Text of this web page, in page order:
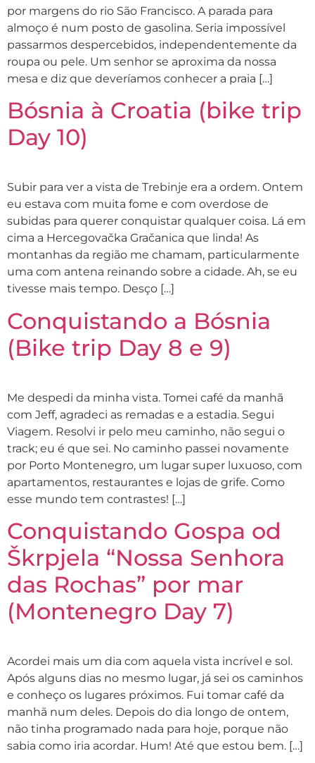
por margens do rio São Francisco. A parada para
almoço é num posto de gasolina. Seria impossível
passarmos despercebidos, independentemente da
roupa ou pele. Um senhor se aproxima da nossa
mesa e diz que deveríamos conhecer a praia […]
Bósnia à Croatia (bike trip
Day 10)
Subir para ver a vista de Trebinje era a ordem. Ontem
eu estava com muita fome e com overdose de
subidas para querer conquistar qualquer coisa. Lá em
cima a Hercegovačka Gračanica que linda! As
montanhas da região me chamam, particularmente
uma com antena reinando sobre a cidade. Ah, se eu
tivesse mais tempo. Desço […]
Conquistando a Bósnia
(Bike trip Day 8 e 9)
Me despedi da minha vista. Tomei café da manhã
com Jeff, agradeci as remadas e a estadia. Segui
Viagem. Resolvi ir pelo meu caminho, não segui o
track; eu é que sei. No caminho passei novamente
por Porto Montenegro, um lugar super luxuoso, com
apartamentos, restaurantes e lojas de grife. Como
esse mundo tem contrastes! […]
Conquistando Gospa od
Škrpjela “Nossa Senhora
das Rochas” por mar
(Montenegro Day 7)
Acordei mais um dia com aquela vista incrível e sol.
Após alguns dias no mesmo lugar, já sei os caminhos
e conheço os lugares próximos. Fui tomar café da
manhã num deles. Depois do dia longo de ontem,
não tinha programado nada para hoje, porque não
sabia como iria acordar. Hum! Até que estou bem. […]